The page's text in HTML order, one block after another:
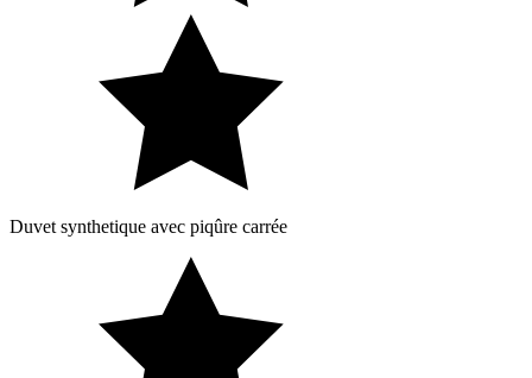
Duvet synthetique avec piqûre carrée